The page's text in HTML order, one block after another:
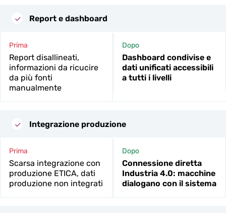
Report e dashboard
Prima
Report disallineati,
informazioni da ricucire
da più fonti
manualmente
Dopo
Dashboard condivise e
dati unificati accessibili
a tutti i livelli
Integrazione produzione
Prima
Scarsa integrazione con
produzione ETICA, dati
produzione non integrati
Dopo
Connessione diretta
Industria 4.0: macchine
dialogano con il sistema